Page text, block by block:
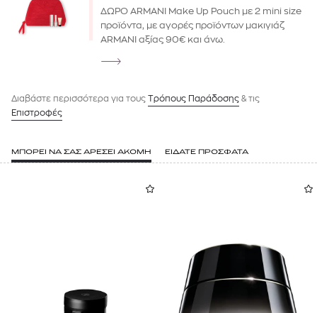
ΔΩΡΟ ARMANI Make Up Pouch με 2 mini size
προϊόντα, με αγορές προϊόντων μακιγιάζ
ARMANI αξίας 90€ και άνω.
Διαβάστε περισσότερα για τους Tρόπους Παράδοσης & τις
Επιστροφές
ΜΠΟΡΕΙ ΝΑ ΣΑΣ ΑΡΕΣΕΙ ΑΚΟΜΗ ΕΙΔΑΤΕ ΠΡΟΣΦΑΤΑ